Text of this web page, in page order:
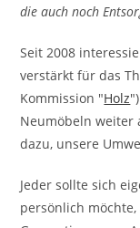
die auch noch
Seit 2008
verstärkt für das
Kommission "Holz
Neumöbeln weiter
dazu, unsere
Jeder sollte sich
persönlich